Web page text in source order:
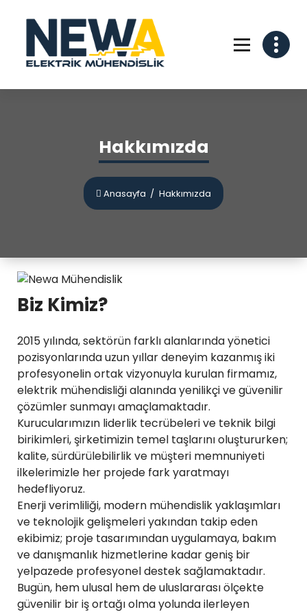
Hakkımızda
Anasayfa / Hakkımızda
Biz Kimiz?
2015 yılında, sektörün farklı alanlarında yönetici
pozisyonlarında uzun yıllar deneyim kazanmış iki
profesyonelin ortak vizyonuyla kurulan firmamız,
elektrik mühendisliği alanında yenilikçi ve güvenilir
çözümler sunmayı amaçlamaktadır.
Kurucularımızın liderlik tecrübeleri ve teknik bilgi
birikimleri, şirketimizin temel taşlarını oluştururken;
kalite, sürdürülebilirlik ve müşteri memnuniyeti
ilkelerimizle her projede fark yaratmayı
hedefliyoruz.
Enerji verimliliği, modern mühendislik yaklaşımları
ve teknolojik gelişmeleri yakından takip eden
ekibimiz; proje tasarımından uygulamaya, bakım
ve danışmanlık hizmetlerine kadar geniş bir
yelpazede profesyonel destek sağlamaktadır.
Bugün, hem ulusal hem de uluslararası ölçekte
güvenilir bir iş ortağı olma yolunda ilerleyen